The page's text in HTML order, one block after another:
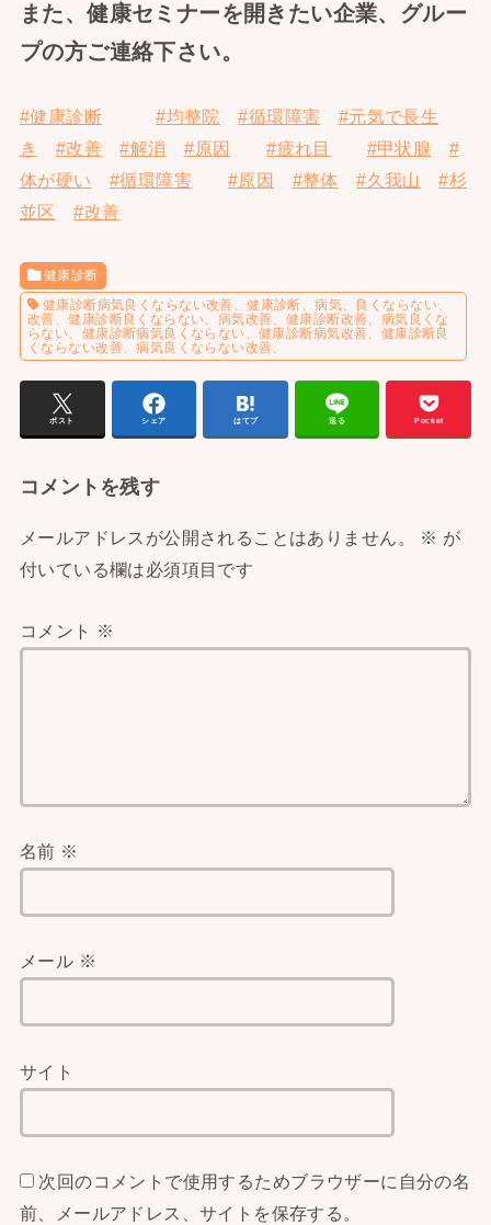
また、健康セミナーを開きたい企業、グルー
プの方ご連絡下さい。
#健康診断 #均整院 #循環障害
#元気で長生
き
#改善 #解消 #原因 #疲れ目 #甲状腺
#
体が硬い
#循環障害 #原因 #整体 #久我山
#杉
並区
#改善
健康診断
健康診断病気良くならない改善、健康診断、病気、良くならない、
改善、健康診断良くならない、病気改善、健康診断改善、病気良くな
らない、健康診断病気良くならない、健康診断病気改善、健康診断良
くならない改善、病気良くならない改善、
ポスト シェア はてブ 送る Pocket
コメントを残す
メールアドレスが公開されることはありません。 ※ が
付いている欄は必須項目です
コメント ※
名前 ※
メール ※
サイト
次回のコメントで使用するためブラウザーに自分の名
前、メールアドレス、サイトを保存する。